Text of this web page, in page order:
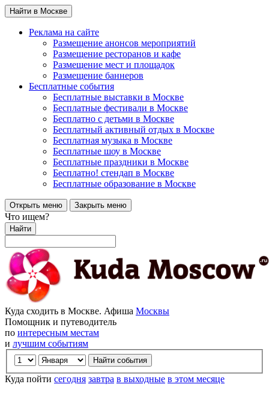
Найти в Москве
Реклама на сайте
Размещение анонсов мероприятий
Размещение ресторанов и кафе
Размещение мест и площадок
Размещение баннеров
Бесплатные события
Бесплатные выставки в Москве
Бесплатные фестивали в Москве
Бесплатно с детьми в Москве
Бесплатный активный отдых в Москве
Бесплатная музыка в Москве
Бесплатные шоу в Москве
Бесплатные праздники в Москве
Бесплатно! стендап в Москве
Бесплатные образование в Москве
Открыть меню Закрыть меню
Что ищем?
Найти
Куда сходить в Москве. Афиша Москвы
Помощник и путеводитель
по интересным местам
и лучшим событиям
Куда пойти сегодня завтра в выходные в этом месяце